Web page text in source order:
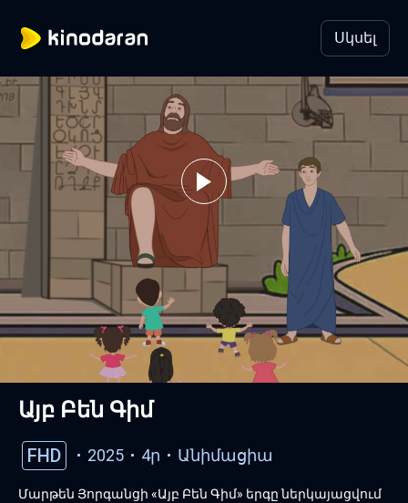
Սկսել
Այբ Բեն Գիմ
FHD 2025 4ր Անիմացիա
Մարթեն Յորգանցի «Այբ Բեն Գիմ» երգը ներկայացվում